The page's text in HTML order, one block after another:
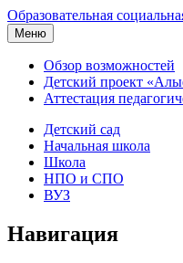
Образовательная
Меню
Обзор возможностей
Детский проект
Аттестация
Детский сад
Начальная школа
Школа
НПО и СПО
ВУЗ
Навигация